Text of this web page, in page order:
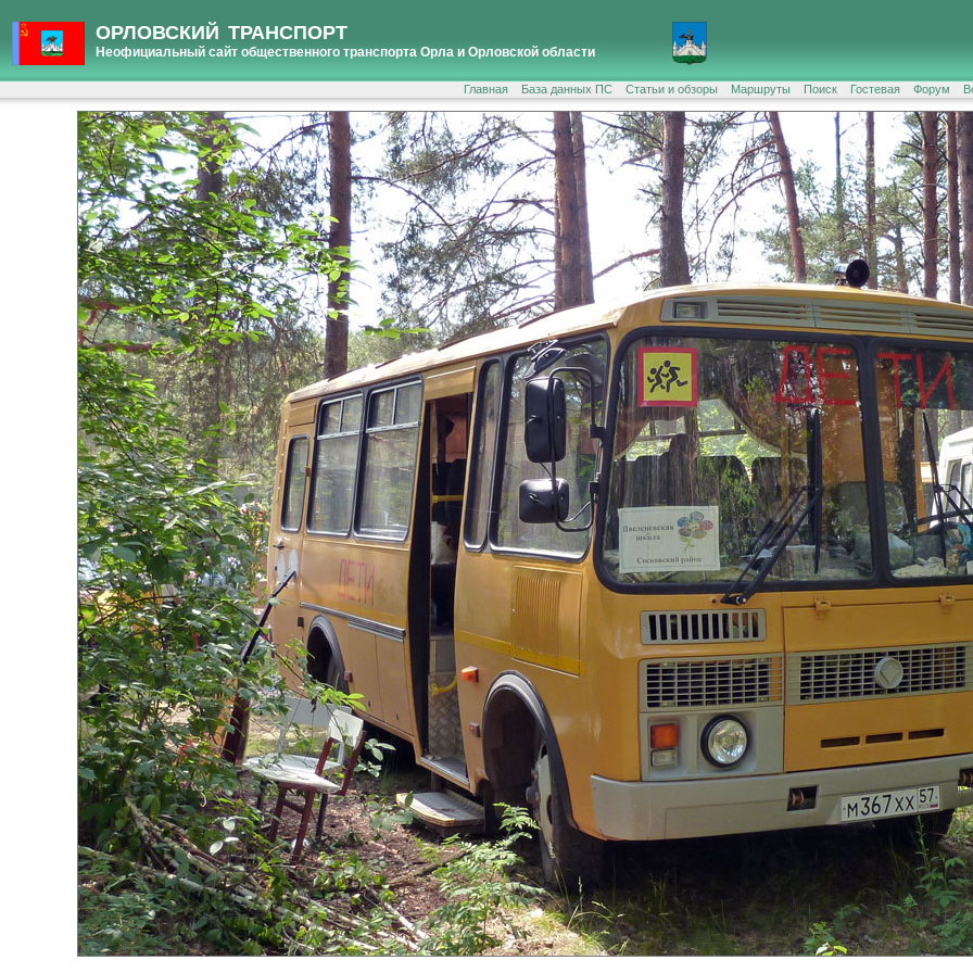
ОРЛОВСКИЙ ТРАНСПОРТ
Неофициальный сайт общественного транспорта Орла и Орловской области
Главная База данных ПС Статьи и обзоры Маршруты Поиск Гостевая Форум